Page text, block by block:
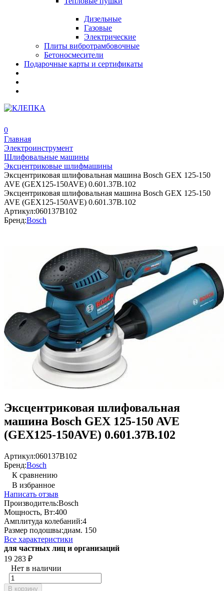
Дизельные
Газовые
Электрические
Плиты вибротрамбовочные
Бетоносмесители
Подарочные карты и сертификаты
0
Главная
Электроинструмент
Шлифовальные машины
Эксцентриковые шлифмашины
Эксцентриковая шлифовальная машина Bosch GEX 125-150
AVE (GEX125-150AVE) 0.601.37B.102
Эксцентриковая шлифовальная машина Bosch GEX 125-150
AVE (GEX125-150AVE) 0.601.37B.102
Артикул:060137B102
Бренд:Bosch
Эксцентриковая шлифовальная
машина Bosch GEX 125-150 AVE
(GEX125-150AVE) 0.601.37B.102
Артикул:060137B102
Бренд:Bosch
К сравнению
В избранное
Написать отзыв
Производитель:Bosch
Мощность, Вт:400
Амплитуда колебаний:4
Размер подошвы:диам. 150
Все характеристики
для частных лиц и организаций
19 283 ₽
Нет в наличии
В корзину